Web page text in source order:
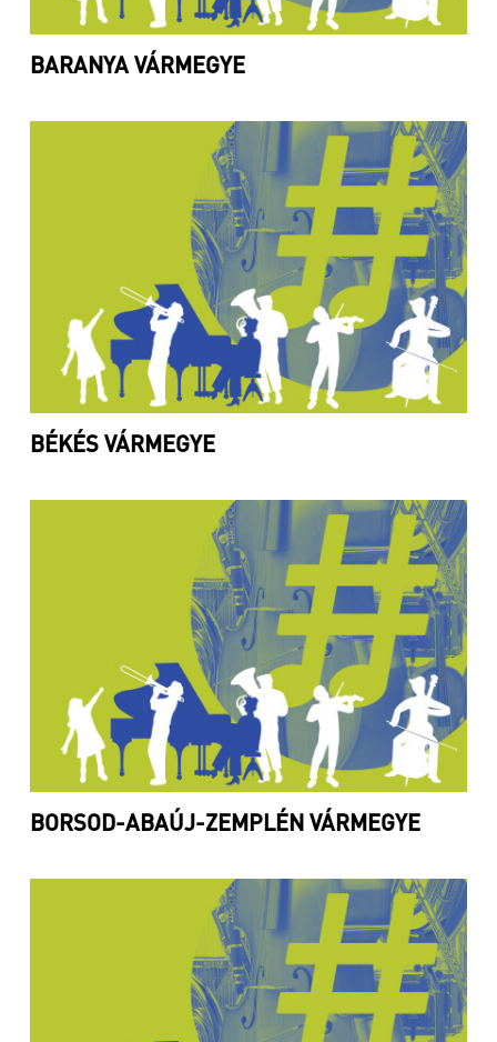
BARANYA VÁRMEGYE
BÉKÉS VÁRMEGYE
BORSOD-ABAÚJ-ZEMPLÉN VÁRMEGYE